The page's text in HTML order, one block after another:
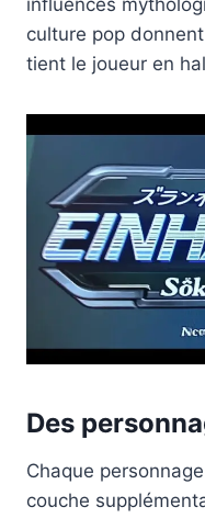
culture pop
tient le joueur en
Des
Chaque
couche